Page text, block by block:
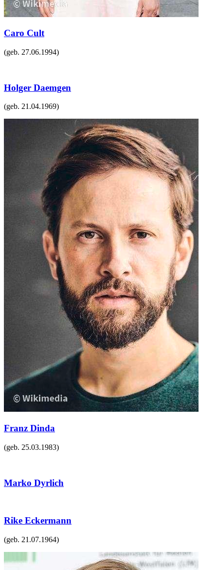
Caro Cult
(geb. 27.06.1994)
Holger Daemgen
(geb. 21.04.1969)
Franz Dinda
(geb. 25.03.1983)
Marko Dyrlich
Rike Eckermann
(geb. 21.07.1964)